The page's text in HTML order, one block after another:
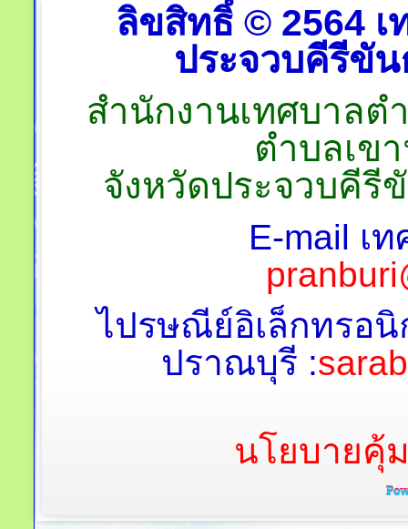
ลิขสิทธิ์ © 2564
ประจวบคีรีขั
สำนักงานเทศบาลต
ตำบลเข
จังหวัดประจวบคีรี
E-mail เ
ไปรษณีย์อิเล็กทรอนิ
ปราณบุรี :
นโยบายคุ้